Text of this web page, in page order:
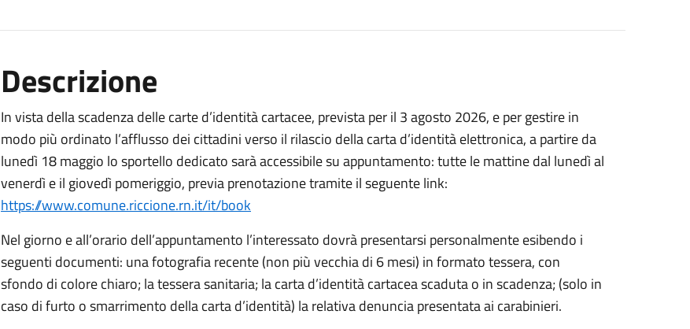
Descrizione
In vista della scadenza delle carte d’identità cartacee, prevista per il 3 agosto 2026, e per gestire in
modo più ordinato l’afflusso dei cittadini verso il rilascio della carta d’identità elettronica, a partire da
lunedì 18 maggio lo sportello dedicato sarà accessibile su appuntamento: tutte le mattine dal lunedì al
venerdì e il giovedì pomeriggio, previa prenotazione tramite il seguente link:
https://www.comune.riccione.rn.it/it/book
Nel giorno e all’orario dell’appuntamento l’interessato dovrà presentarsi personalmente esibendo i
seguenti documenti: una fotografia recente (non più vecchia di 6 mesi) in formato tessera, con
sfondo di colore chiaro; la tessera sanitaria; la carta d’identità cartacea scaduta o in scadenza; (solo in
caso di furto o smarrimento della carta d’identità) la relativa denuncia presentata ai carabinieri.